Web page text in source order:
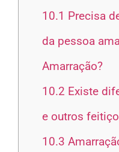
10.1 Precisa
da pessoa
Amarração?
10.2 Existe
e outros
10.3